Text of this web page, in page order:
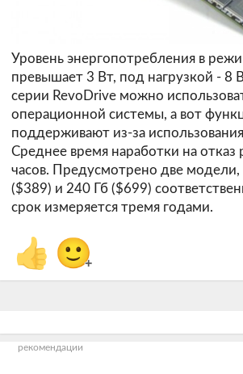
Уровень энергопотребления в
превышает 3 Вт, под нагрузкой - 8
серии RevoDrive можно
операционной системы, а вот
поддерживают из-за
Среднее время наработки на отказ
часов. Предусмотрено две
($389) и 240 Гб ($699)
срок измеряется тремя годами.
👍 🙂+
рекомендации